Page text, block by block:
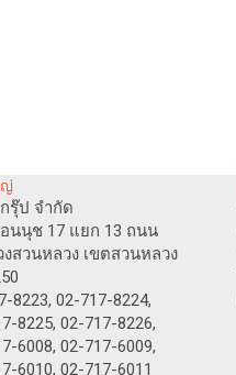
รุ๊ป จำกัด
นนุช 17 แยก 13 ถนน
สวนหลวง เขตสวนหลวง
8223, 02-717-8224,
02-717-8226,
02-717-6009,
02-717-6011